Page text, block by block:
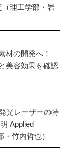
（理工学部・岩
材の開発へ！
美容効果を確認
光レーザーの特
Applied
竹内哲也）